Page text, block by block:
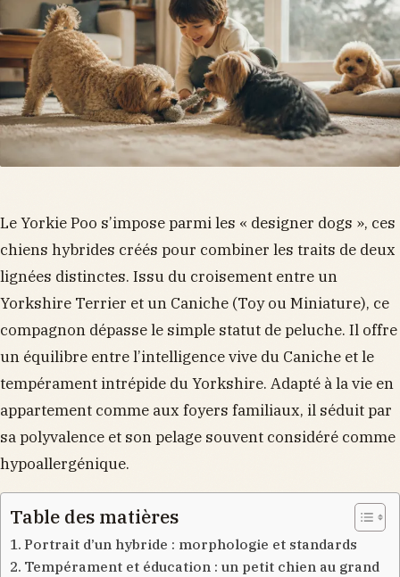
Le Yorkie Poo s’impose parmi les « designer dogs », ces
chiens hybrides créés pour combiner les traits de deux
lignées distinctes. Issu du croisement entre un
Yorkshire Terrier et un Caniche (Toy ou Miniature), ce
compagnon dépasse le simple statut de peluche. Il offre
un équilibre entre l’intelligence vive du Caniche et le
tempérament intrépide du Yorkshire. Adapté à la vie en
appartement comme aux foyers familiaux, il séduit par
sa polyvalence et son pelage souvent considéré comme
hypoallergénique.
Table des matières
Portrait d’un hybride : morphologie et standards
Tempérament et éducation : un petit chien au grand